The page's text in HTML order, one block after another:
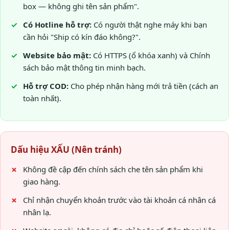
box — không ghi tên sản phẩm".
Có Hotline hỗ trợ: Có người thật nghe máy khi bạn
cần hỏi "Ship có kín đáo không?".
Website bảo mật: Có HTTPS (ổ khóa xanh) và Chính
sách bảo mật thông tin minh bạch.
Hỗ trợ COD: Cho phép nhận hàng mới trả tiền (cách an
toàn nhất).
Dấu hiệu XẤU (Nên tránh)
Không đề cập đến chính sách che tên sản phẩm khi
giao hàng.
Chỉ nhận chuyển khoản trước vào tài khoản cá nhân cá
nhân lạ.